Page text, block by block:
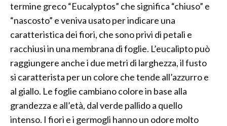
termine greco “Eucalyptos” che significa “chiuso” e
“nascosto” e veniva usato per indicare una
caratteristica dei fiori, che sono privi di petali e
racchiusi in una membrana di foglie. L’eucalipto può
raggiungere anche i due metri di larghezza, il fusto
si caratterista per un colore che tende all’azzurro e
al giallo. Le foglie cambiano colore in base alla
grandezza e all’età, dal verde pallido a quello
intenso. I fiori e i germogli hanno un odore molto